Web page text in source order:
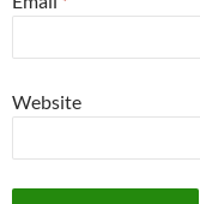
Website